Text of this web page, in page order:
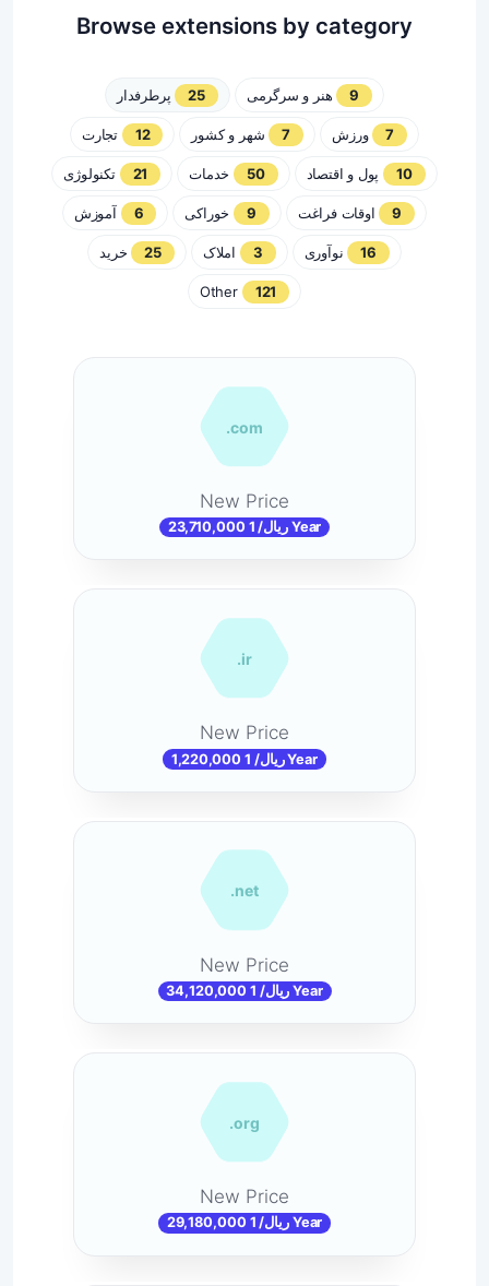
Browse extensions by category
پرطرفدار 25 هنر و سرگرمی 9
12 شهر و کشور 7 ورزش 7
تکنولوژی 21 50 پول و اقتصاد 10
6 9 اوقات فراغت 9
خرید 25 3 نوآوری 16
Other 121
.com
New Price
23,710,000 ریال/ 1 Year
.ir
New Price
1,220,000 ریال/ 1 Year
.net
New Price
34,120,000 ریال/ 1 Year
.org
New Price
29,180,000 ریال/ 1 Year